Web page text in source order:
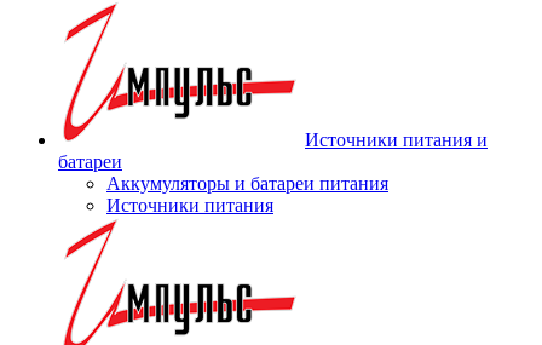
Источники питания и
батареи
Аккумуляторы и батареи питания
Источники питания